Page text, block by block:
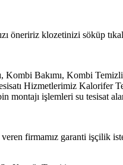
öneririz klozetinizi söküp
Kombi Bakımı, Kombi
Hizmetlerimiz Kalorifer
montajı işlemleri su tesisat
firmamız garanti işçilik